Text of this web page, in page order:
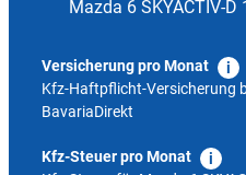
Mazda 6 SKYACTIV-
Versicherung pro Monat
Kfz-Haftpflicht-Versicherung
BavariaDirekt
Kfz-Steuer pro Monat